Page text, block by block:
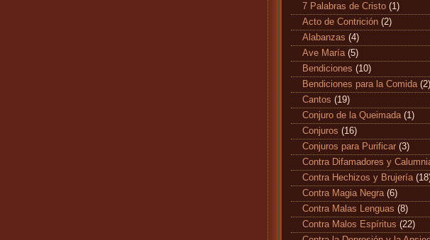
7 Palabras de Cristo (1)
Acto de Contrición (2)
Alabanzas (4)
Ave María (5)
Bendiciones (10)
Bendiciones para la Comida (2)
Cantos (19)
Conjuro de la Queimada (1)
Conjuros (16)
Conjuros para Purificar (3)
Contra Difamadores y
Contra Hechizos y Brujería
Contra Magia Negra (6)
Contra Malas Lenguas (8)
Contra Malos Espíritus (22)